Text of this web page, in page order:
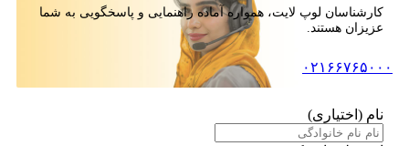
کارشناسان لوپ لایت، همواره آماده راهنمایی و پاسخگویی به شما
عزیزان هستند.
۰۲۱۶۶۷۶۵۰۰۰
نام (اختیاری)